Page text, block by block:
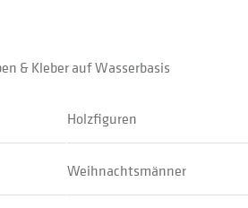
& Kleber auf Wasserbasis
Holzfiguren
Weihnachtsmänner